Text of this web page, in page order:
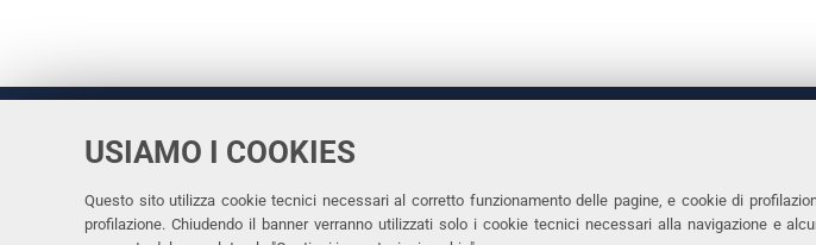
USIAMO I COOKIES
Questo sito utilizza cookie tecnici necessari al corretto funzionamento delle pagine, e cookie di
profilazione. Chiudendo il banner verranno utilizzati solo i cookie tecnici necessari alla navigazione e
Università
di Ferrara
Rettrice: Prof.ssa Laura Ramaciotti
via Ludovico Ariosto, 35 - 44121 Ferrara